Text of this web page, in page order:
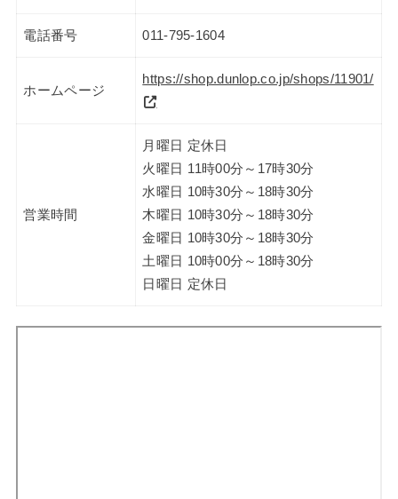
電話番号 011-795-1604
ホームページ
https://shop.dunlop.co.jp/shops/11901/
営業時間
月曜日 定休日
火曜日 11時00分～17時30分
水曜日 10時30分～18時30分
木曜日 10時30分～18時30分
金曜日 10時30分～18時30分
土曜日 10時00分～18時30分
日曜日 定休日